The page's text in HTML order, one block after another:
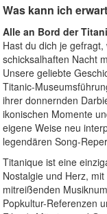
Was kann ich
Alle an Bord der
Hast du dich je
schicksalhaften Nacht
Unsere geliebte
Titanic-
ihrer donnernden
ikonischen Momente
eigene Weise neu
legendären Song-
Titanique ist eine
Nostalgie und Herz,
mitreißenden
Popkultur-Referenzen